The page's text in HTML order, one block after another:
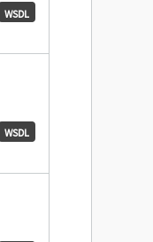
WSDL
WSDL